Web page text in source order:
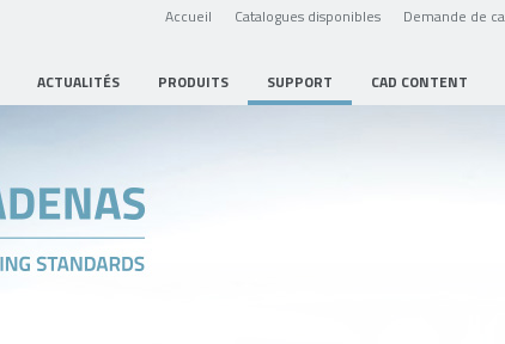
Accueil Catalogues disponibles Demande de
ACTUALITÉS PRODUITS SUPPORT CAD CONTENT